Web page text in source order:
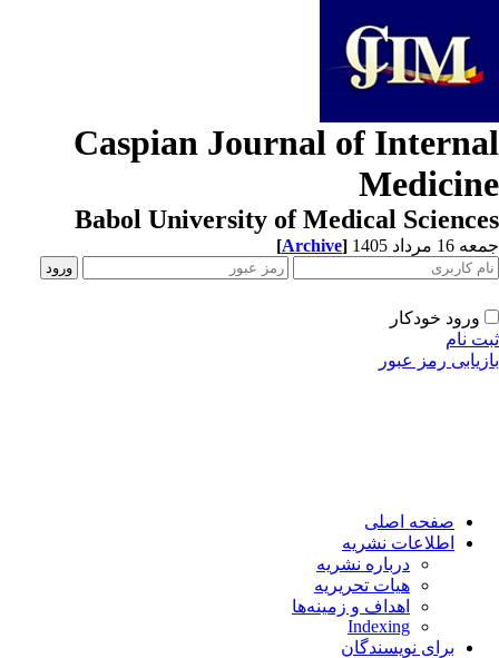
Caspian Journal of
Babol University of Medical
مرداد 1405 [Archive]
ورود خودکار
نام
رمز عبور
صفحه اصلی
اطلاعات نشریه
درباره نشریه
هیات تحریریه
اهداف و زمینه‌ها
Indexing
برای نویسندگان